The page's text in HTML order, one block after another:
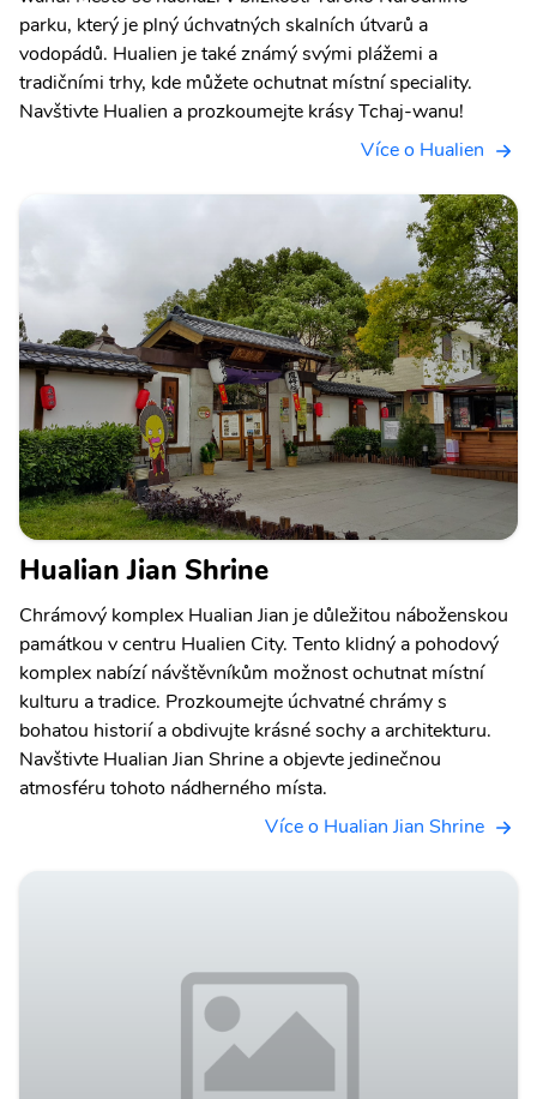
parku, který je plný úchvatných skalních útvarů a
vodopádů. Hualien je také známý svými plážemi a
tradičními trhy, kde můžete ochutnat místní speciality.
Navštivte Hualien a prozkoumejte krásy Tchaj-wanu!
Více o Hualien
Hualian Jian Shrine
Chrámový komplex Hualian Jian je důležitou náboženskou
památkou v centru Hualien City. Tento klidný a pohodový
komplex nabízí návštěvníkům možnost ochutnat místní
kulturu a tradice. Prozkoumejte úchvatné chrámy s
bohatou historií a obdivujte krásné sochy a architekturu.
Navštivte Hualian Jian Shrine a objevte jedinečnou
atmosféru tohoto nádherného místa.
Více o Hualian Jian Shrine